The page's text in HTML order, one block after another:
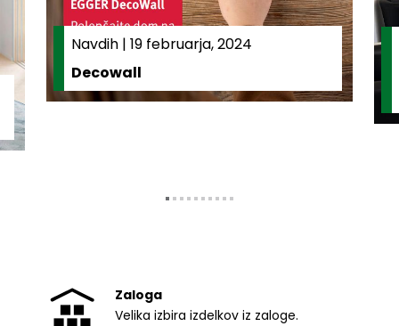
Navdih | 19 februarja, 2024
Decowall
Zaloga
Velika izbira izdelkov iz zaloge.